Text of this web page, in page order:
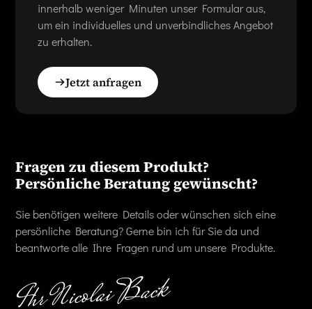
innerhalb weniger Minuten unser Formular aus,
um ein individuelles und unverbindliches Angebot
zu erhalten.
Jetzt anfragen
Fragen zu diesem Produkt?
Persönliche Beratung gewünscht?
Sie benötigen weitere Details oder wünschen sich eine
persönliche Beratung? Gerne bin ich für Sie da und
beantworte alle Ihre Fragen rund um unsere Produkte.